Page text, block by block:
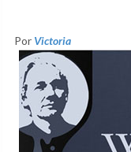
Por Victoria